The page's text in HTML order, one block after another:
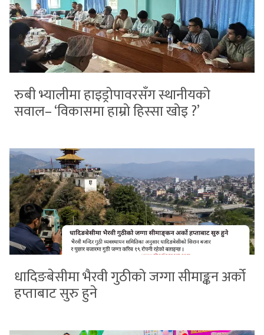
रुबी भ्यालीमा हाइड्रोपावरसँग स्थानीयको
सवाल– ‘विकासमा हाम्रो हिस्सा खोइ ?’
धादिङबेसीमा भैरवी गुठीको जग्गा सीमाङ्कन अर्को
हप्ताबाट सुरु हुने